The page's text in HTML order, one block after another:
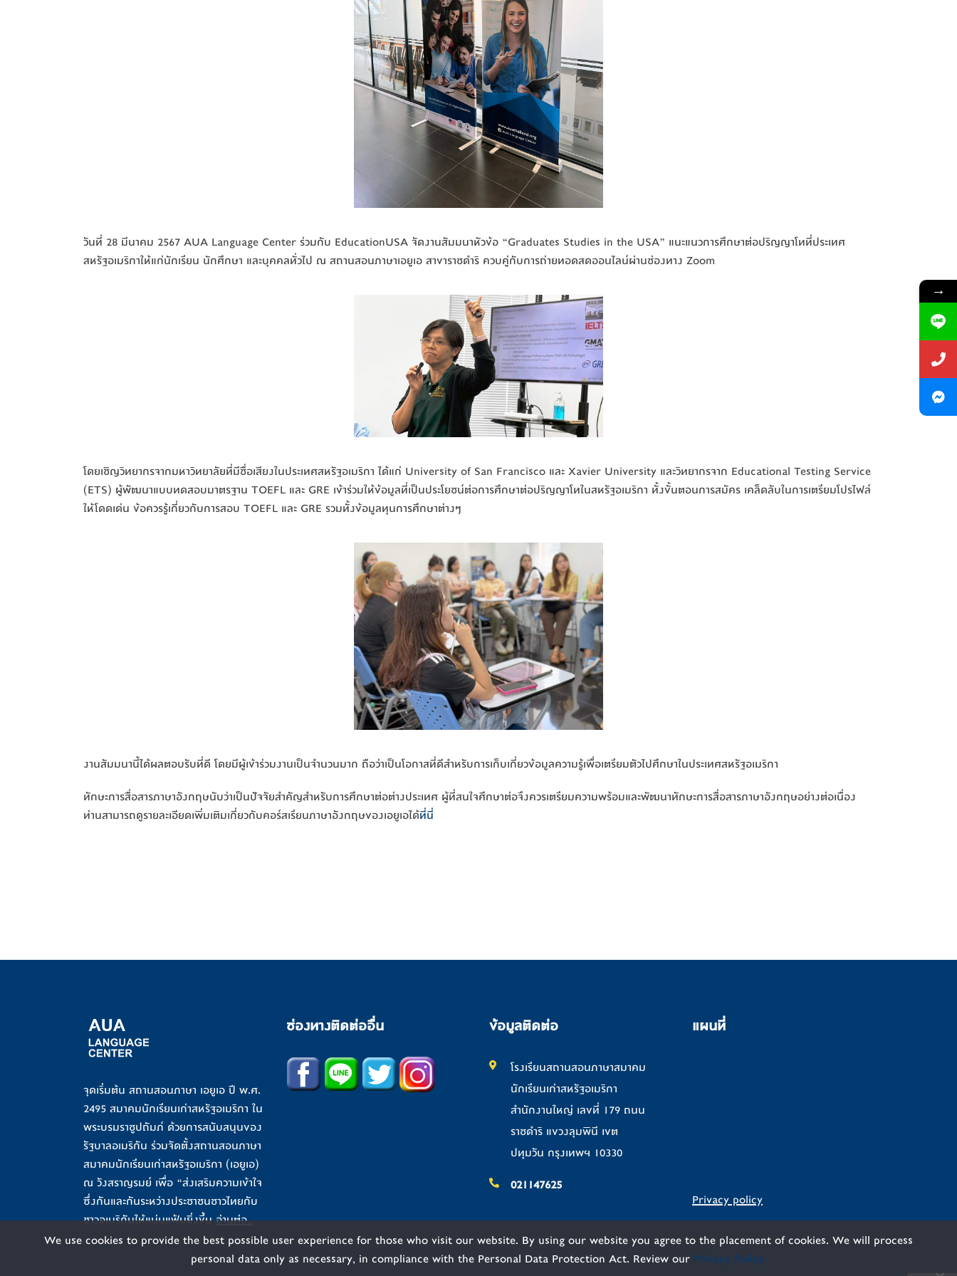
วันที่ 28 มีนาคม 2567 AUA Language Center ร่วมกับ EducationUSA จัดงานสัมมนาหัวข้อ “Graduates Studies in the USA” แนะแนวการศึกษาต่อปริญญาโทที่ประเทศ
สหรัฐอเมริกาให้แก่นักเรียน นักศึกษา และบุคคลทั่วไป ณ สถานสอนภาษาเอยูเอ สาขาราชดำริ ควบคู่กับการถ่ายทอดสดออนไลน์ผ่านช่องทาง Zoom
โดยเชิญวิทยากรจากมหาวิทยาลัยที่มีชื่อเสียงในประเทศสหรัฐอเมริกา ได้แก่ University of San Francisco และ Xavier University และวิทยากรจาก Educational Testing Service
(ETS) ผู้พัฒนาแบบทดสอบมาตรฐาน TOEFL และ GRE เข้าร่วมให้ข้อมูลที่เป็นประโยชน์ต่อการศึกษาต่อปริญญาโทในสหรัฐอเมริกา ทั้งขั้นตอนการสมัคร เคล็ดลับในการเตรียมโปรไฟล์
ให้โดดเด่น ข้อควรรู้เกี่ยวกับการสอบ TOEFL และ GRE รวมทั้งข้อมูลทุนการศึกษาต่างๆ
งานสัมมนานี้ได้ผลตอบรับที่ดี โดยมีผู้เข้าร่วมงานเป็นจำนวนมาก ถือว่าเป็นโอกาสที่ดีสำหรับการเก็บเกี่ยวข้อมูลความรู้เพื่อเตรียมตัวไปศึกษาในประเทศสหรัฐอเมริกา
ทักษะการสื่อสารภาษาอังกฤษนับว่าเป็นปัจจัยสำคัญสำหรับการศึกษาต่อต่างประเทศ ผู้ที่สนใจศึกษาต่อจึงควรเตรียมความพร้อมและพัฒนาทักษะการสื่อสารภาษาอังกฤษอย่างต่อเนื่อง
ท่านสามารถดูรายละเอียดเพิ่มเติมเกี่ยวกับคอร์สเรียนภาษาอังกฤษของเอยูเอได้ที่นี่
จุดเริ่มต้น สถานสอนภาษา เอยูเอ ปี พ.ศ.
2495 สมาคมนักเรียนเก่าสหรัฐอเมริกา ใน
พระบรมราชูปถัมภ์ ด้วยการสนับสนุนของ
รัฐบาลอเมริกัน ร่วมจัดตั้งสถานสอนภาษา
สมาคมนักเรียนเก่าสหรัฐอเมริกา (เอยูเอ)
ณ วังสราญรมย์ เพื่อ “ส่งเสริมความเข้าใจ
ซึ่งกันและกันระหว่างประชาชนชาวไทยกับ
ชาวอเมริกันให้แน่นแฟ้นยิ่งขึ้นอ่านต่อ..
ช่องทางติดต่ออื่น ข้อมูลติดต่อ
โรงเรียนสถานสอนภาษาสมาคม
นักเรียนเก่าสหรัฐอเมริกา
สำนักงานใหญ่ เลขที่ 179 ถนน
ราชดำริ แขวงลุมพินี เขต
ปทุมวัน กรุงเทพฯ 10330
021147625
แผนที่
Privacy policy
→
We use cookies to provide the best possible user experience for those who visit our website. By using our website you agree to the placement of cookies. We will process
personal data only as necessary, in compliance with the Personal Data Protection Act. Review our Privacy Policy.